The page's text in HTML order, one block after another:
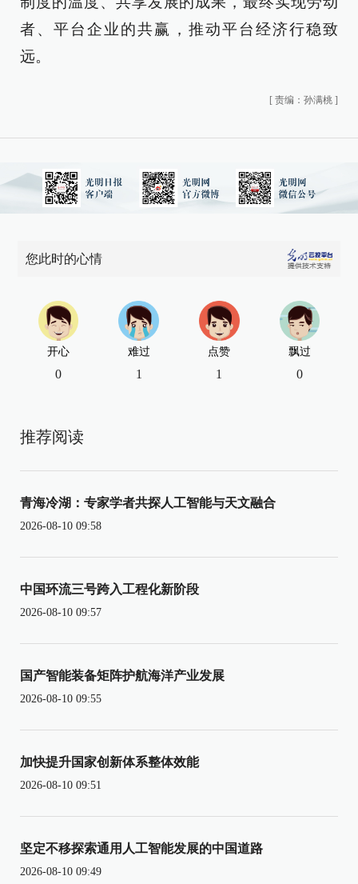
者、平台企业的共赢，推动平台经济行稳致
远。
[ 责编：孙满桃 ]
您此时的心情
开心
0
难过
1
点赞
1
飘过
0
推荐阅读
青海冷湖：专家学者共探人工智能与天文融合
2026-08-10 09:58
中国环流三号跨入工程化新阶段
2026-08-10 09:57
国产智能装备矩阵护航海洋产业发展
2026-08-10 09:55
加快提升国家创新体系整体效能
2026-08-10 09:51
坚定不移探索通用人工智能发展的中国道路
2026-08-10 09:49